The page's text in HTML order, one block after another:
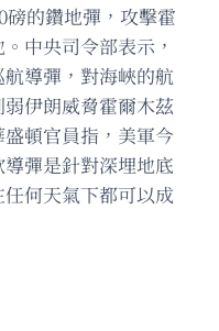
磅的鑽地彈，攻擊霍
中央司令部表示，
導彈，對海峽的航
伊朗威脅霍爾木茲
頓官員指，美軍今
彈是針對深埋地底
何天氣下都可以成